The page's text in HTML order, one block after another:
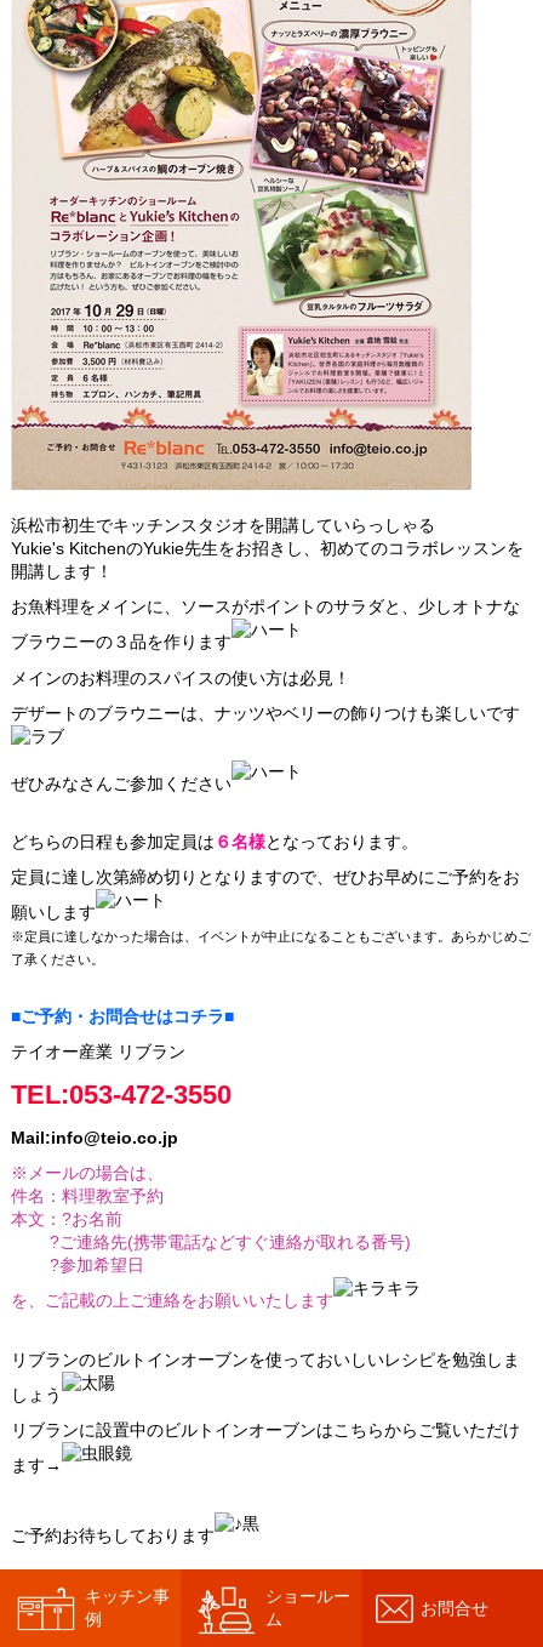
浜松市初生でキッチンスタジオを開講していらっしゃる
Yukie's KitchenのYukie先生をお招きし、初めてのコラボレッスンを
開講します！
お魚料理をメインに、ソースがポイントのサラダと、少しオトナな
ブラウニーの３品を作ります
メインのお料理のスパイスの使い方は必見！
デザートのブラウニーは、ナッツやベリーの飾りつけも楽しいです
ぜひみなさんご参加ください
どちらの日程も参加定員は ６名様となっております。
定員に達し次第締め切りとなりますので、ぜひお早めにご予約をお
願いします
※定員に達しなかった場合は、イベントが中止になることもございます。あらかじめご
了承ください。
■ご予約・お問合せはコチラ■
テイオー産業 リブラン
TEL:053-472-3550
Mail:info@teio.co.jp
※メールの場合は、
件名：料理教室予約
本文：?お名前
?ご連絡先(携帯電話などすぐ連絡が取れる番号)
?参加希望日
を、ご記載の上ご連絡をお願いいたします
リブランのビルトインオーブンを使っておいしいレシピを勉強しま
しょう
リブランに設置中のビルトインオーブンはこちらからご覧いただけ
ます→
ご予約お待ちしております
リブランのfacebookページも更新中!
みなさん是非「いいね！」お願いします
キッチン事
例
ショールー
ム
お問合せ